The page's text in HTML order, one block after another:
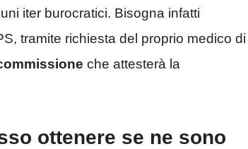
iter burocratici. Bisogna infatti
tramite richiesta del proprio medico di
che attesterà la
ottenere se ne sono